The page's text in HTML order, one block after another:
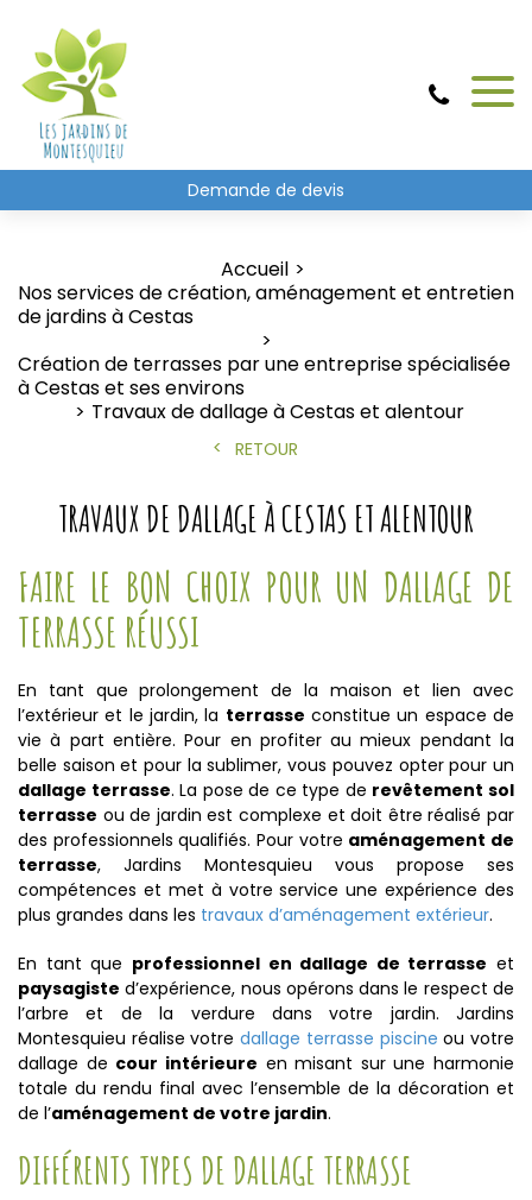
Demande de devis
Accueil
Nos services de création, aménagement et entretien
de jardins à Cestas
Création de terrasses par une entreprise spécialisée
à Cestas et ses environs
Travaux de dallage à Cestas et alentour
RETOUR
TRAVAUX DE DALLAGE À CESTAS ET ALENTOUR
FAIRE LE BON CHOIX POUR UN DALLAGE DE
TERRASSE RÉUSSI
En tant que prolongement de la maison et lien avec
l’extérieur et le jardin, la terrasse constitue un espace de
vie à part entière. Pour en profiter au mieux pendant la
belle saison et pour la sublimer, vous pouvez opter pour un
dallage terrasse. La pose de ce type de revêtement sol
terrasse ou de jardin est complexe et doit être réalisé par
des professionnels qualifiés. Pour votre aménagement de
terrasse, Jardins Montesquieu vous propose ses
compétences et met à votre service une expérience des
plus grandes dans les travaux d’aménagement extérieur.
En tant que professionnel en dallage de terrasse et
paysagiste d’expérience, nous opérons dans le respect de
l’arbre et de la verdure dans votre jardin. Jardins
Montesquieu réalise votredallage terrasse piscine ou votre
dallage de cour intérieure en misant sur une harmonie
totale du rendu final avec l’ensemble de la décoration et
de l’aménagement de votre jardin.
DIFFÉRENTS TYPES DE DALLAGE TERRASSE